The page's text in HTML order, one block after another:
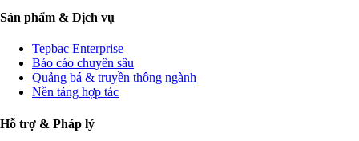
Sản phẩm & Dịch vụ
Tepbac Enterprise
Báo cáo chuyên sâu
Quảng bá & truyền thông ngành
Nền tảng hợp tác
Hỗ trợ & Pháp lý